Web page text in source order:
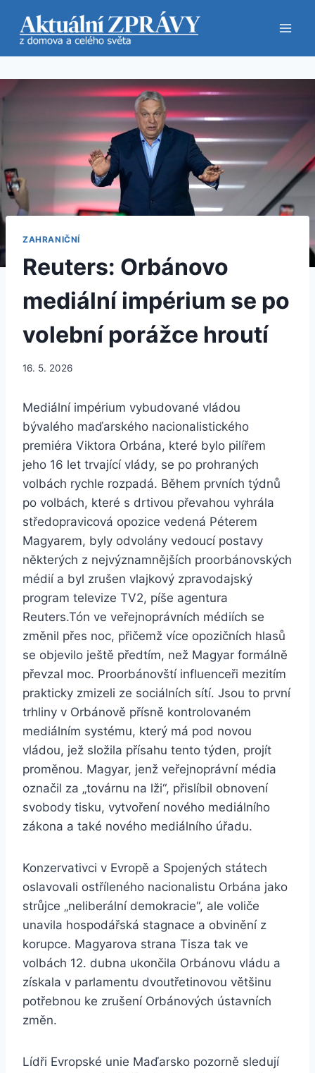
obsah
ZAHRANIČNÍ
Reuters: Orbánovo
mediální impérium se po
volební porážce hroutí
16. 5. 2026
Mediální impérium vybudované vládou
bývalého maďarského nacionalistického
premiéra Viktora Orbána, které bylo pilířem
jeho 16 let trvající vlády, se po prohraných
volbách rychle rozpadá. Během prvních týdnů
po volbách, které s drtivou převahou vyhrála
středopravicová opozice vedená Péterem
Magyarem, byly odvolány vedoucí postavy
některých z nejvýznamnějších proorbánovských
médií a byl zrušen vlajkový zpravodajský
program televize TV2, píše agentura
Reuters.Tón ve veřejnoprávních médiích se
změnil přes noc, přičemž více opozičních hlasů
se objevilo ještě předtím, než Magyar formálně
převzal moc. Proorbánovští influenceři mezitím
prakticky zmizeli ze sociálních sítí. Jsou to první
trhliny v Orbánově přísně kontrolovaném
mediálním systému, který má pod novou
vládou, jež složila přísahu tento týden, projít
proměnou. Magyar, jenž veřejnoprávní média
označil za „továrnu na lži“, přislíbil obnovení
svobody tisku, vytvoření nového mediálního
zákona a také nového mediálního úřadu.
Konzervativci v Evropě a Spojených státech
oslavovali ostříleného nacionalistu Orbána jako
strůjce „neliberální demokracie“, ale voliče
unavila hospodářská stagnace a obvinění z
korupce. Magyarova strana Tisza tak ve
volbách 12. dubna ukončila Orbánovu vládu a
získala v parlamentu dvoutřetinovou většinu
potřebnou ke zrušení Orbánových ústavních
změn.
Lídři Evropské unie Maďarsko pozorně sledují